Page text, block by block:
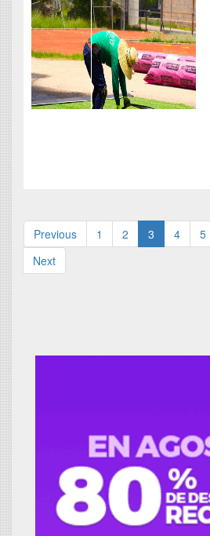
Previous 1 2 3 4 5
Next